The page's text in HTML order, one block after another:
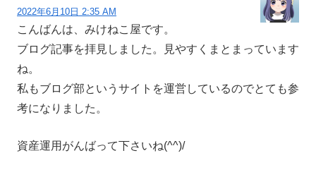
2022年6月10日 2:35 AM
こんばんは、みけねこ屋です。
ブログ記事を拝見しました。見やすくまとまっています
ね。
私もブログ部というサイトを運営しているのでとても参
考になりました。
資産運用がんばって下さいね(^^)/